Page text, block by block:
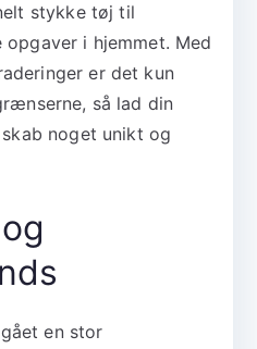
stykke tøj til
i hjemmet. Med
er det kun
så lad din
noget unikt og
en stor